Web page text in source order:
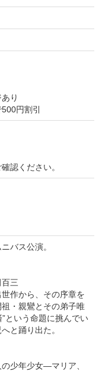
り
円割引
認ください。
バス公演。
三
作から、その序章を
・親鸞とその弟子唯
という命題に挑んでい
と踊り出た。
少年少女―マリア、